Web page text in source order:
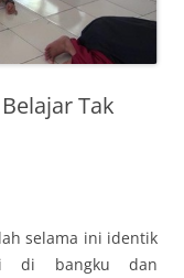
Tak
selama ini identik
di bangku dan